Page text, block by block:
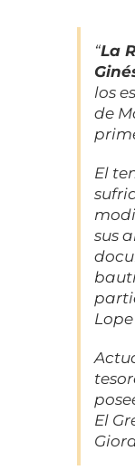
“La
los
de
El
sus
El